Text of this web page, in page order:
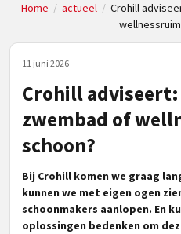
Home / actueel/ Crohill
11 juni 2026
Crohill adviseert:
zwembad of
schoon?
Bij Crohill komen we graag
kunnen we met eigen ogen
schoonmakers aanlopen. En
oplossingen bedenken om